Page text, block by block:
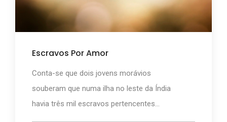
Escravos Por Amor
Conta-se que dois jovens morávios
souberam que numa ilha no leste da Índia
havia três mil escravos pertencentes...